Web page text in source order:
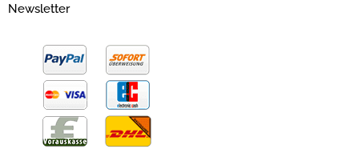
Newsletter